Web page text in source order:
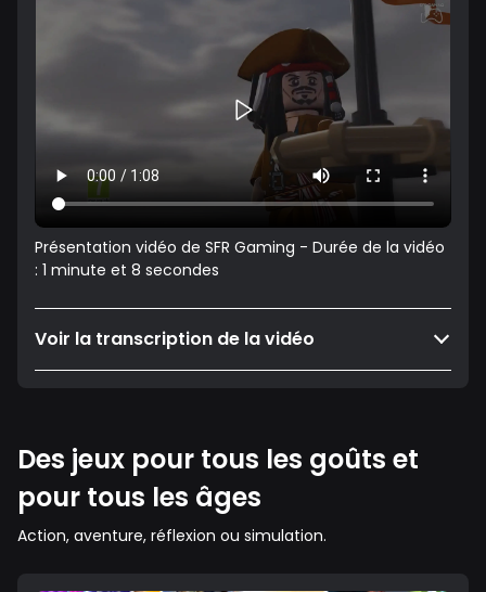
Présentation vidéo de SFR Gaming - Durée de la vidéo
: 1 minute et 8 secondes
Voir la transcription de la vidéo
Des jeux pour tous les goûts et
pour tous les âges
Action, aventure, réflexion ou simulation.